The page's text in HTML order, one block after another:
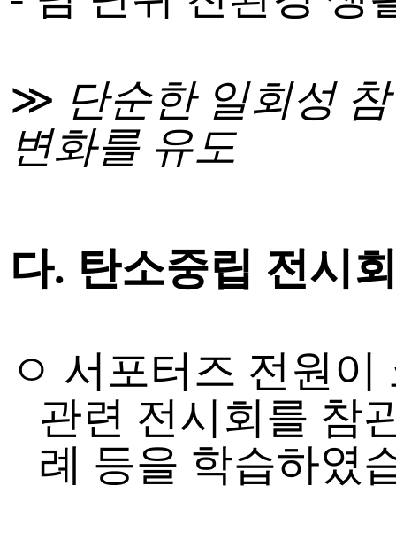
≫ 단순한 일회성
변화를 유도
다. 탄소중립 전시
ㅇ 서포터즈 전원
관련 전시회를 참
례 등을 학습하였